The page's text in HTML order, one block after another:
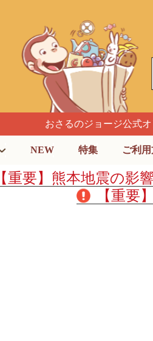
おさるのジョージ公式
NEW 特集 ご利
【重要】熊本地震の影
【重要